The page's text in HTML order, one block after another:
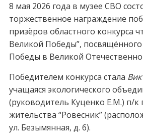
8 мая 2026 года в музее СВО
торжественное награждение
призёров областного конкурса
Великой Победы”,
Победы в Великой
Победителем конкурса стала
учащаяся экологического
(руководитель Куценко Е.М.) п/к
жительства “Ровесник”
ул. Безымянная, д. 6).